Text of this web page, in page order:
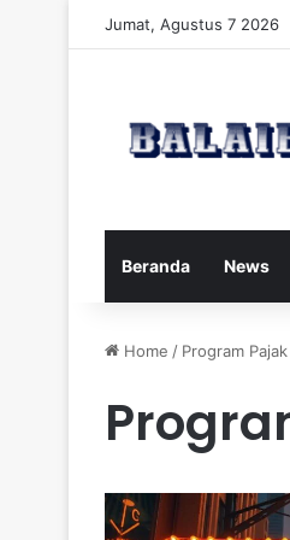
Jumat, Agustus 7 2026
Beranda News
Home / Program